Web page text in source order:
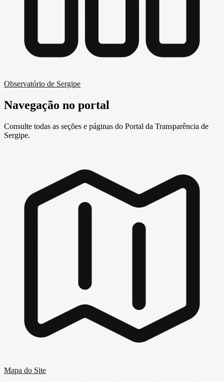
Observatório de Sergipe
Navegação no portal
Consulte todas as seções e páginas do Portal da Transparência de
Sergipe.
Mapa do Site